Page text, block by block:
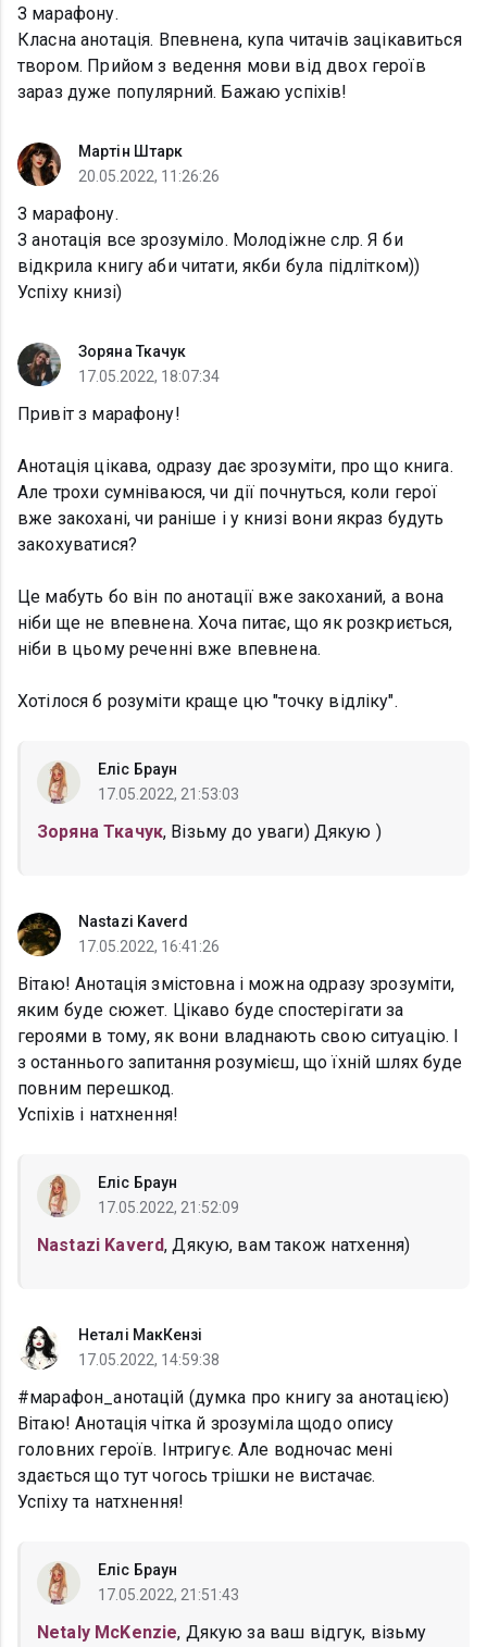
З марафону.
Класна анотація. Впевнена, купа читачів зацікавиться
твором. Прийом з ведення мови від двох героїв
зараз дуже популярний. Бажаю успіхів!
Мартін Штарк
20.05.2022, 11:26:26
З марафону.
З анотація все зрозуміло. Молодіжне слр. Я би
відкрила книгу аби читати, якби була підлітком))
Успіху книзі)
Зоряна Ткачук
17.05.2022, 18:07:34
Привіт з марафону!
Анотація цікава, одразу дає зрозуміти, про що книга.
Але трохи сумніваюся, чи дії почнуться, коли герої
вже закохані, чи раніше і у книзі вони якраз будуть
закохуватися?
Це мабуть бо він по анотації вже закоханий, а вона
ніби ще не впевнена. Хоча питає, що як розкриється,
ніби в цьому реченні вже впевнена.
Хотілося б розуміти краще цю "точку відліку".
Еліс Браун
17.05.2022, 21:53:03
Зоряна Ткачук, Візьму до уваги) Дякую )
Nastazi Kaverd
17.05.2022, 16:41:26
Вітаю! Анотація змістовна і можна одразу зрозуміти,
яким буде сюжет. Цікаво буде спостерігати за
героями в тому, як вони владнають свою ситуацію. І
з останнього запитання розумієш, що їхній шлях буде
повним перешкод.
Успіхів і натхнення!
Еліс Браун
17.05.2022, 21:52:09
Nastazi Kaverd, Дякую, вам також натхення)
Неталі МакКензі
17.05.2022, 14:59:38
#марафон_анотацій (думка про книгу за анотацією)
Вітаю! Анотація чітка й зрозуміла щодо опису
головних героїв. Інтригує. Але водночас мені
здається що тут чогось трішки не вистачає.
Успіху та натхнення!
Еліс Браун
17.05.2022, 21:51:43
Netaly McKenzie, Дякую за ваш відгук, візьму